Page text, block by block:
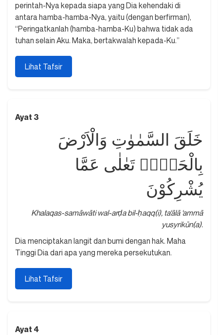
perintah-Nya kepada siapa yang Dia kehendaki di
antara hamba-hamba-Nya, yaitu (dengan berfirman),
“Peringatkanlah (hamba-hamba-Ku) bahwa tidak ada
tuhan selain Aku. Maka, bertakwalah kepada-Ku.”
Lihat Tafsir
Ayat 3
خَلَقَ السَّمٰوٰتِ وَالْاَرْضَ
بِالْحَقِّۗ تَعٰلٰى عَمَّا
يُشْرِكُوْنَ
Khalaqas-samāwāti wal-arḍa bil-ḥaqq(i), ta‘ālā ‘ammā
yusyrikūn(a).
Dia menciptakan langit dan bumi dengan hak. Maha
Tinggi Dia dari apa yang mereka persekutukan.
Lihat Tafsir
Ayat 4